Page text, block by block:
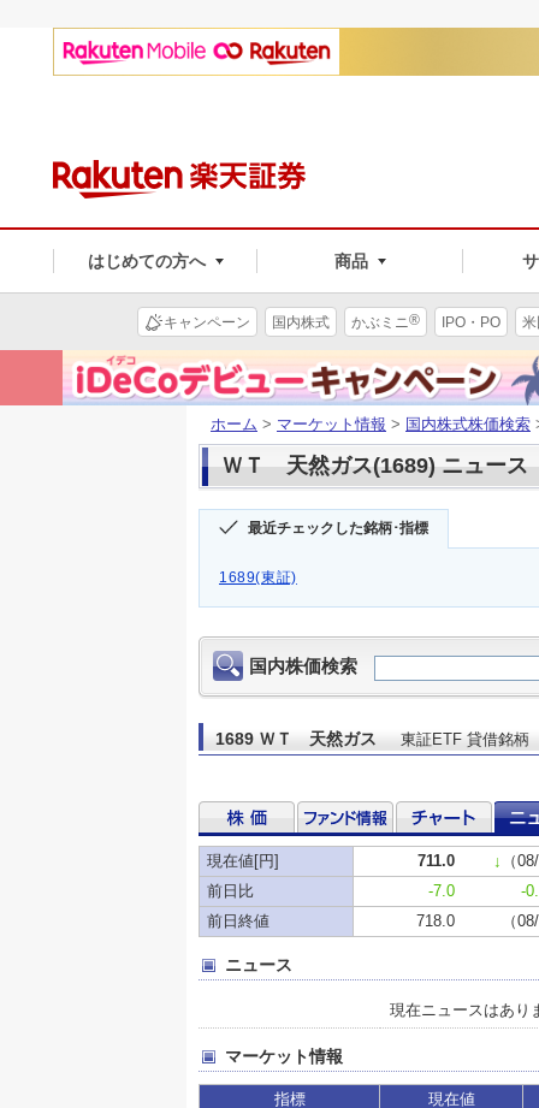
はじめての方へ 商品
キャンペーン 国内株式 かぶミニ® IPO・PO
ホーム > マーケット情報 > 国内株式株価検索
ＷＴ 天然ガス(1689) ニュース
最近チェックした銘柄･指標
1689(東証)